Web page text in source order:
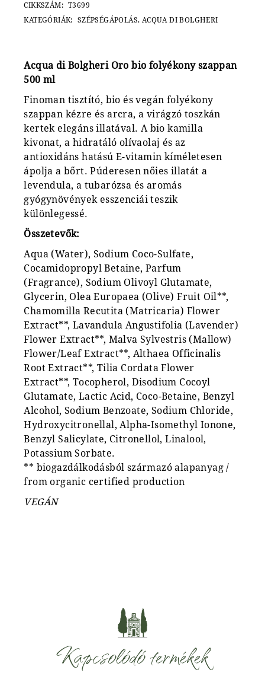
CIKKSZÁM: T3699
KATEGÓRIÁK:
SZÉPSÉGÁPOLÁS, ACQUA DI BOLGHERI
Acqua di Bolgheri Oro bio folyékony szappan
500 ml
Finoman tisztító, bio és vegán folyékony
szappan kézre és arcra, a virágzó toszkán
kertek elegáns illatával. A bio kamilla
kivonat, a hidratáló olívaolaj és az
antioxidáns hatású E-vitamin kíméletesen
ápolja a bőrt. Púderesen nőies illatát a
levendula, a tubarózsa és aromás
gyógynövények esszenciái teszik
különlegessé.
Összetevők:
Aqua (Water), Sodium Coco-Sulfate,
Cocamidopropyl Betaine, Parfum
(Fragrance), Sodium Olivoyl Glutamate,
Glycerin, Olea Europaea (Olive) Fruit Oil**,
Chamomilla Recutita (Matricaria) Flower
Extract**, Lavandula Angustifolia (Lavender)
Flower Extract**, Malva Sylvestris (Mallow)
Flower/Leaf Extract**, Althaea Officinalis
Root Extract**, Tilia Cordata Flower
Extract**, Tocopherol, Disodium Cocoyl
Glutamate, Lactic Acid, Coco-Betaine, Benzyl
Alcohol, Sodium Benzoate, Sodium Chloride,
Hydroxycitronellal, Alpha-Isomethyl Ionone,
Benzyl Salicylate, Citronellol, Linalool,
Potassium Sorbate.
** biogazdálkodásból származó alapanyag /
from organic certified production
VEGÁN
Kapcsolódó termékek